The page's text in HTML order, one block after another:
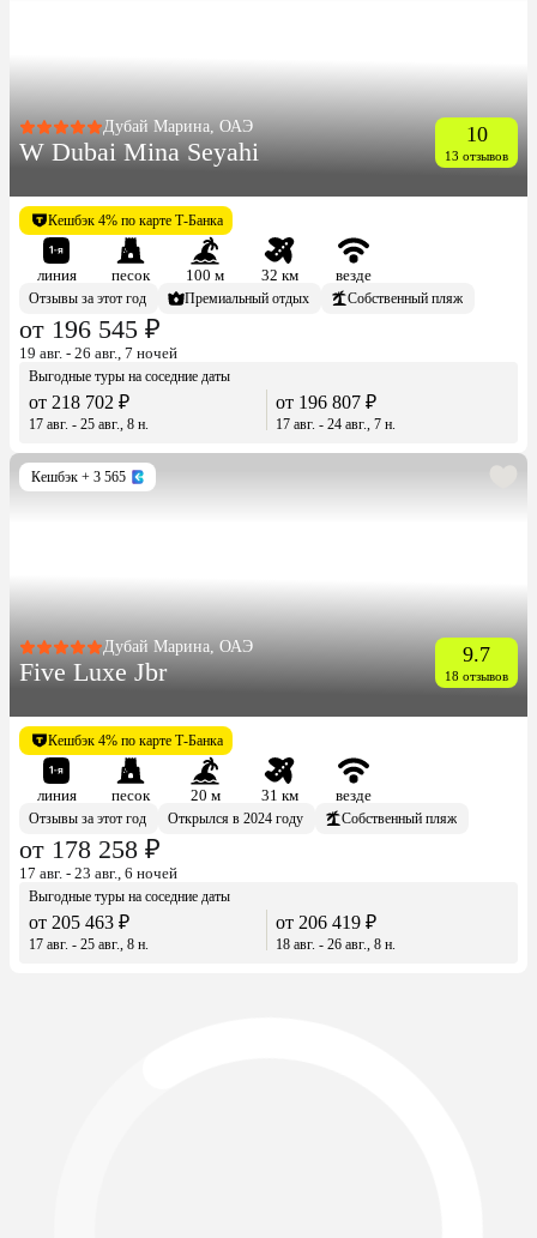
Дубай Марина, ОАЭ
W Dubai Mina Seyahi
10
13 отзывов
Кешбэк 4% по карте Т-Банка
линия песок 100 м 32 км
везде
Отзывы за этот год
Премиальный отдых Собственный пляж
от 196 545 ₽
19 авг. - 26 авг., 7 ночей
Выгодные туры на соседние даты
от 218 702 ₽
17 авг. - 25 авг., 8 н.
от 196 807 ₽
17 авг. - 24 авг., 7 н.
Кешбэк + 3 565
Дубай Марина, ОАЭ
Five Luxe Jbr
9.7
18 отзывов
Кешбэк 4% по карте Т-Банка
линия песок 20 м 31 км
везде
Отзывы за этот год
Открылся в 2024 году Собственный пляж
от 178 258 ₽
17 авг. - 23 авг., 6 ночей
Выгодные туры на соседние даты
от 205 463 ₽
17 авг. - 25 авг., 8 н.
от 206 419 ₽
18 авг. - 26 авг., 8 н.